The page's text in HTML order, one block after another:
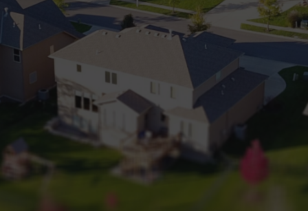
+32 (0) 2 660 50 50
Bruxelles Sud
Sambreville